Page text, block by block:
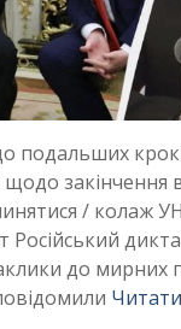
подальших
закінчення
/ колаж
Російський
до мирних